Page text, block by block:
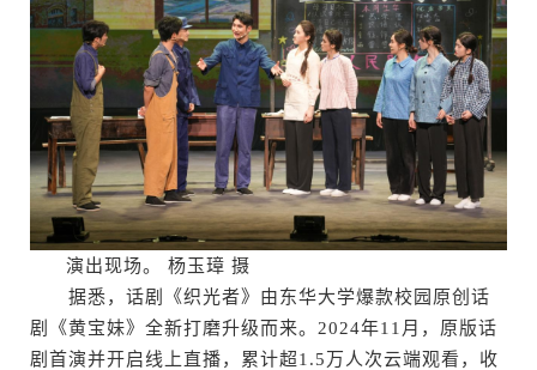
演出现场。 杨玉璋 摄
据悉，话剧《织光者》由东华大学爆款校园原创话
剧《黄宝妹》全新打磨升级而来。2024年11月，原版话
剧首演并开启线上直播，累计超1.5万人次云端观看，收